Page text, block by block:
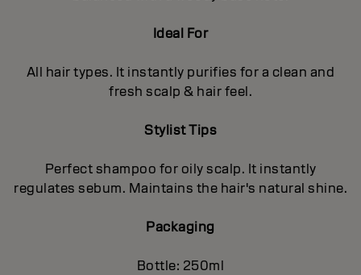
Ideal For
All hair types. It instantly purifies for a clean and
fresh scalp & hair feel.
Stylist Tips
Perfect shampoo for oily scalp. It instantly
regulates sebum. Maintains the hair's natural shine.
Packaging
Bottle: 250ml